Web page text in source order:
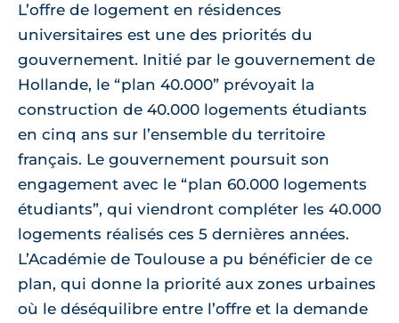
L’offre de logement en résidences
universitaires est une des priorités du
gouvernement. Initié par le gouvernement de
Hollande, le “plan 40.000” prévoyait la
construction de 40.000 logements étudiants
en cinq ans sur l’ensemble du territoire
français. Le gouvernement poursuit son
engagement avec le “plan 60.000 logements
étudiants”, qui viendront compléter les 40.000
logements réalisés ces 5 dernières années.
L’Académie de Toulouse a pu bénéficier de ce
plan, qui donne la priorité aux zones urbaines
où le déséquilibre entre l’offre et la demande